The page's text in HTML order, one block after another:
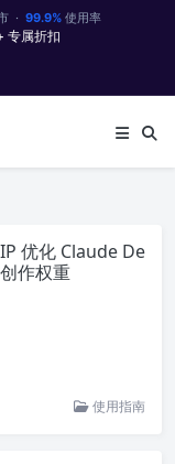
· 99.9%使用率
专属折扣
优化 Claude De
作权重
使用指南